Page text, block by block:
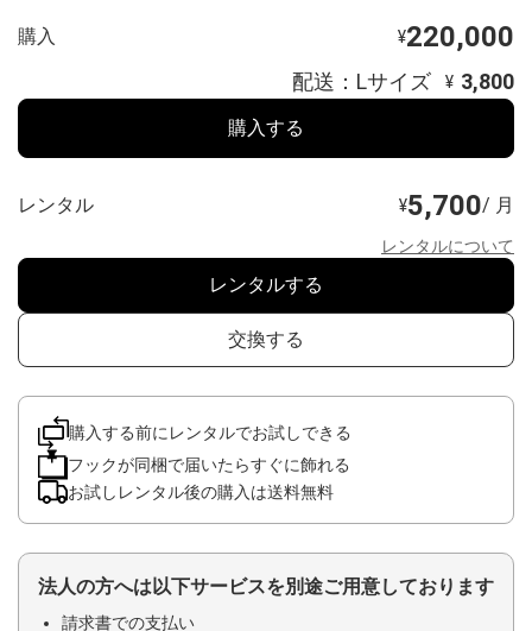
購入 ¥220,000
配送：Lサイズ ¥ 3,800
購入する
レンタル ¥5,700/ 月
レンタルについて
レンタルする
交換する
購入する前にレンタルでお試しできる
フックが同梱で届いたらすぐに飾れる
お試しレンタル後の購入は送料無料
法人の方へは以下サービスを別途ご用意しております
請求書での支払い